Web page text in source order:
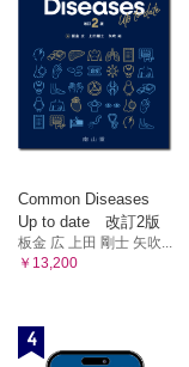
Common Diseases
Up to date 改訂2版
板金 広 上田 剛士 矢吹...
￥13,200
4